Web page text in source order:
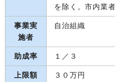
を除く。市内業
事業実
施者
自治組織
助成率 １／３
上限額 ３０万円